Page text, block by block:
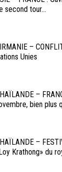
second tour...
–
Unies
–
bien plus
–
Krathong» du